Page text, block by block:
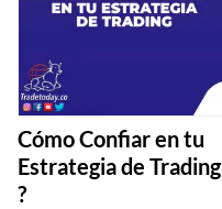
Cómo Confiar en tu
Estrategia de Trading
?